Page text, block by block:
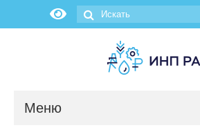
Меню